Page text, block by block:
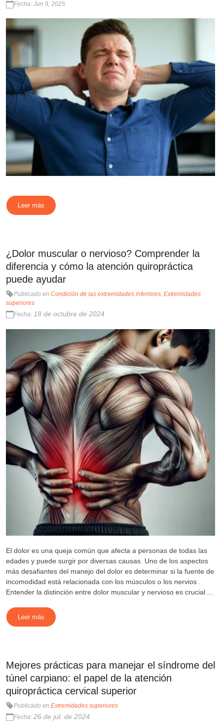
Fecha: Jun 9, 2025
Leer más
¿Dolor muscular o nervioso? Comprender la
diferencia y cómo la atención quiropráctica
puede ayudar
Publicado en Condición de las extremidades inferiores Extremidades
superiores
Fecha: 18 de octubre de 2024
El dolor es una queja común que afecta a personas de todas las
edades y puede surgir por diversas causas. Uno de los aspectos
más desafiantes del manejo del dolor es determinar si la fuente de
incomodidad está relacionada con los músculos o los nervios .
Entender la distinción entre dolor muscular y nervioso es crucial ...
Leer más
Mejores prácticas para manejar el síndrome del
túnel carpiano: el papel de la atención
quiropráctica cervical superior
Publicado en Extremidades superiores
Fecha: 26 de jul. de 2024